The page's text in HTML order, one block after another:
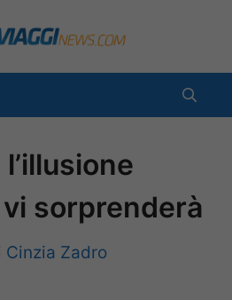
sorprenderà
Cinzia Zadro